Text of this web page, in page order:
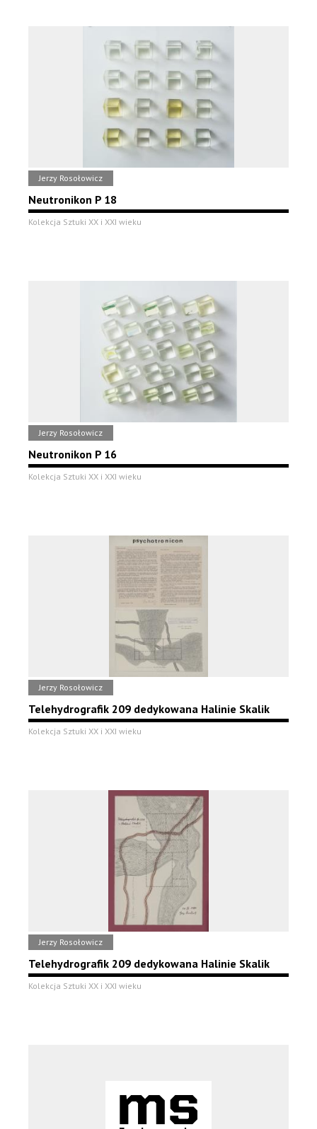
Jerzy Rosołowicz
Neutronikon P 18
Kolekcja Sztuki XX i XXI wieku
Jerzy Rosołowicz
Neutronikon P 16
Kolekcja Sztuki XX i XXI wieku
Jerzy Rosołowicz
Telehydrografik 209 dedykowana Halinie Skalik
Kolekcja Sztuki XX i XXI wieku
Jerzy Rosołowicz
Telehydrografik 209 dedykowana Halinie Skalik
Kolekcja Sztuki XX i XXI wieku